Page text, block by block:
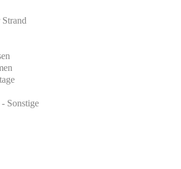
Sonstige